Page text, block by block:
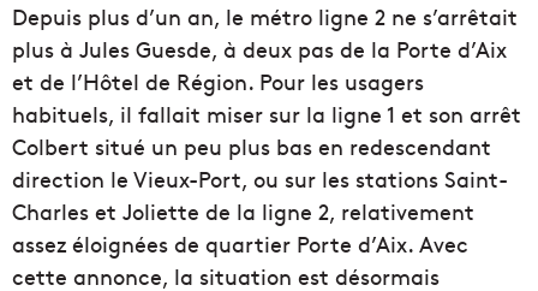
Depuis plus d’un an, le métro ligne 2 ne s’arrêtait
plus à Jules Guesde, à deux pas de la Porte d’Aix
et de l’Hôtel de Région. Pour les usagers
habituels, il fallait miser sur la ligne 1 et son arrêt
Colbert situé un peu plus bas en redescendant
direction le Vieux-Port, ou sur les stations Saint-
Charles et Joliette de la ligne 2, relativement
assez éloignées de quartier Porte d’Aix. Avec
cette annonce, la situation est désormais